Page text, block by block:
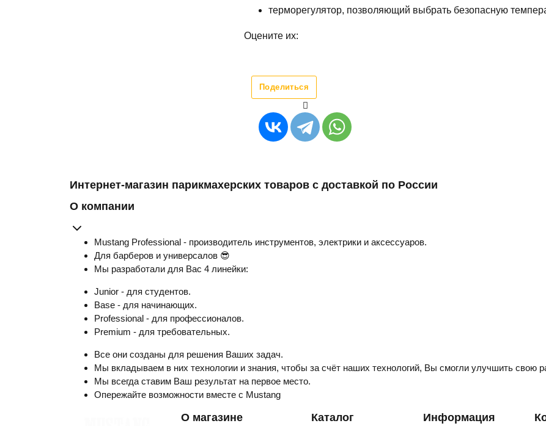
терморегулятор, позволяющий выбрать безопасную
Оцените их:
Поделиться
Интернет-магазин парикмахерских товаров с доставкой по России
О компании
Mustang Professional - производитель инструментов, электрики и аксессуаров.
Для барберов и универсалов 😎
Мы разработали для Вас 4 линейки:
Junior - для студентов.
Base - для начинающих.
Professional - для профессионалов.
Premium - для требовательных.
Все они созданы для решения Ваших задач.
Мы вкладываем в них технологии и знания, чтобы за счёт наших технологий, Вы смогли улучшить свою
Мы всегда ставим Ваш результат на первое место.
Опережайте возможности вместе с Mustang
О магазине Каталог Информация